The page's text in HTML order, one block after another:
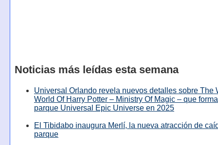
Noticias más leídas esta semana
Universal Orlando revela nuevos detalles sobre The
World Of Harry Potter – Ministry Of Magic – que
parque Universal Epic Universe en 2025
El Tibidabo inaugura Merlí, la nueva atracción de
parque